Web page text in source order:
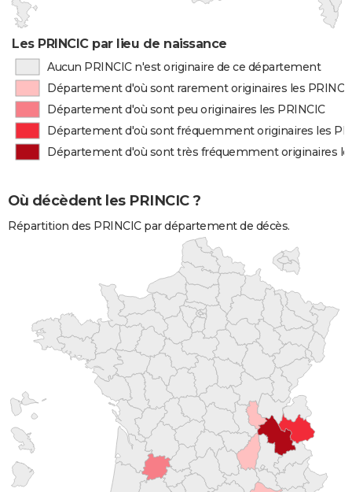
Les PRINCIC par lieu de naissance
Aucun PRINCIC n'est originaire de ce département
Département d'où sont rarement originaires les
Département d'où sont peu originaires les PRINCIC
Département d'où sont fréquemment originaires les
Département d'où sont très fréquemment originaires
Où décèdent les PRINCIC ?
Répartition des PRINCIC par département de décès.